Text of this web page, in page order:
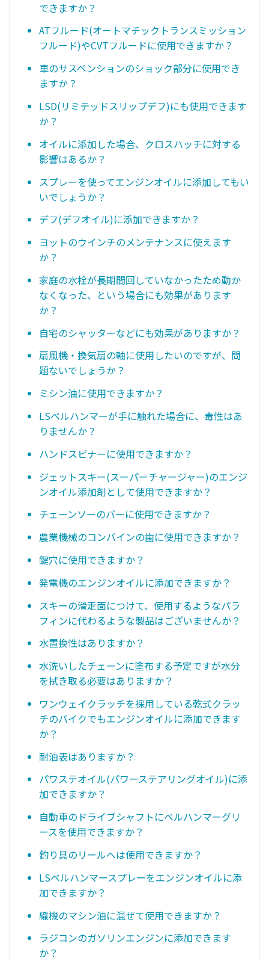
できますか？
ATフルード(オートマチックトランスミッション
フルード)やCVTフルードに使用できますか？
車のサスペンションのショック部分に使用でき
ますか？
LSD(リミテッドスリップデフ)にも使用できます
か？
オイルに添加した場合、クロスハッチに対する
影響はあるか？
スプレーを使ってエンジンオイルに添加してもい
いでしょうか？
デフ(デフオイル)に添加できますか？
ヨットのウインチのメンテナンスに使えます
か？
家庭の水栓が長期間回していなかったため動か
なくなった、という場合にも効果があります
か？
自宅のシャッターなどにも効果がありますか？
扇風機・換気扇の軸に使用したいのですが、問
題ないでしょうか？
ミシン油に使用できますか？
LSベルハンマーが手に触れた場合に、毒性はあ
りませんか？
ハンドスピナーに使用できますか？
ジェットスキー(スーパーチャージャー)のエンジ
ンオイル添加剤として使用できますか？
チェーンソーのバーに使用できますか？
農業機械のコンバインの歯に使用できますか？
鍵穴に使用できますか？
発電機のエンジンオイルに添加できますか？
スキーの滑走面につけて、使用するようなパラ
フィンに代わるような製品はございませんか？
水置換性はありますか？
水洗いしたチェーンに塗布する予定ですが水分
を拭き取る必要はありますか？
ワンウェイクラッチを採用している乾式クラッ
チのバイクでもエンジンオイルに添加できます
か？
耐油表はありますか？
パワステオイル(パワーステアリングオイル)に添
加できますか？
自動車のドライブシャフトにベルハンマーグリ
ースを使用できますか？
釣り具のリールへは使用できますか？
LSベルハンマースプレーをエンジンオイルに添
加できますか？
織機のマシン油に混ぜて使用できますか？
ラジコンのガソリンエンジンに添加できます
か？